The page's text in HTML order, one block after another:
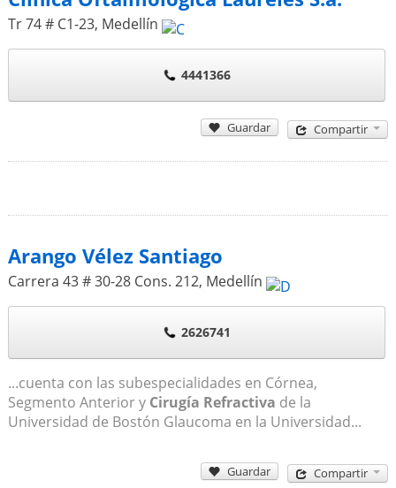
Tr 74 # C1-23, Medellín
4441366
Guardar Compartir
Arango Vélez Santiago
Carrera 43 # 30-28 Cons. 212, Medellín
2626741
...cuenta con las subespecialidades en Córnea,
Segmento Anterior y Cirugía Refractiva de la
Universidad de Bostón Glaucoma en la Universidad...
Guardar Compartir